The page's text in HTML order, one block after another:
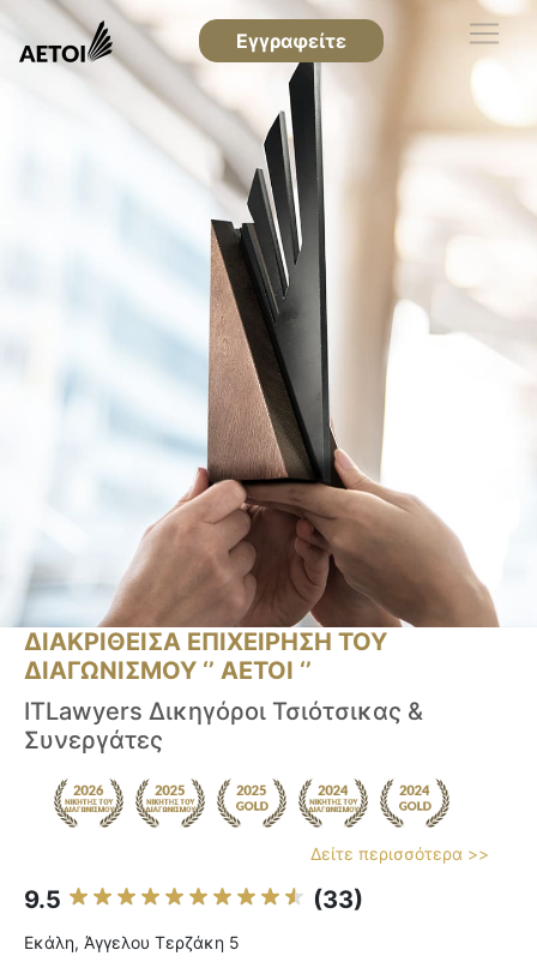
Εγγραφείτε
ΔΙΑΚΡΙΘΕΙΣΑ ΕΠΙΧΕΙΡΗΣΗ ΤΟΥ
ΔΙΑΓΩΝΙΣΜΟΥ ‘’ ΑΕΤΟΙ ‘’
ITLawyers Δικηγόροι Τσιότσικας &
Συνεργάτες
Δείτε περισσότερα >>
9.5 (33)
Εκάλη, Άγγελου Τερζάκη 5